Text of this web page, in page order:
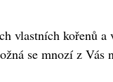
vlastních kořenů
se mnozí z